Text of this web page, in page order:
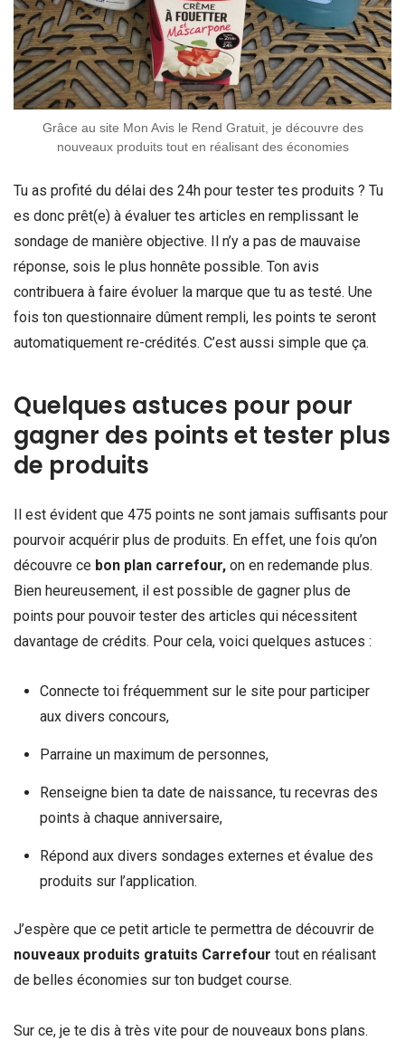
Grâce au site Mon Avis le Rend Gratuit, je découvre des
nouveaux produits tout en réalisant des économies
Tu as profité du délai des 24h pour tester tes produits ? Tu
es donc prêt(e) à évaluer tes articles en remplissant le
sondage de manière objective. Il n’y a pas de mauvaise
réponse, sois le plus honnête possible. Ton avis
contribuera à faire évoluer la marque que tu as testé. Une
fois ton questionnaire dûment rempli, les points te seront
automatiquement re-crédités. C’est aussi simple que ça.
Quelques astuces pour pour
gagner des points et tester plus
de produits
Il est évident que 475 points ne sont jamais suffisants pour
pourvoir acquérir plus de produits. En effet, une fois qu’on
découvre ce bon plan carrefour, on en redemande plus.
Bien heureusement, il est possible de gagner plus de
points pour pouvoir tester des articles qui nécessitent
davantage de crédits. Pour cela, voici quelques astuces :
Connecte toi fréquemment sur le site pour participer
aux divers concours,
Parraine un maximum de personnes,
Renseigne bien ta date de naissance, tu recevras des
points à chaque anniversaire,
Répond aux divers sondages externes et évalue des
produits sur l’application.
J’espère que ce petit article te permettra de découvrir de
nouveaux produits gratuits Carrefour tout en réalisant
de belles économies sur ton budget course.
Sur ce, je te dis à très vite pour de nouveaux bons plans.